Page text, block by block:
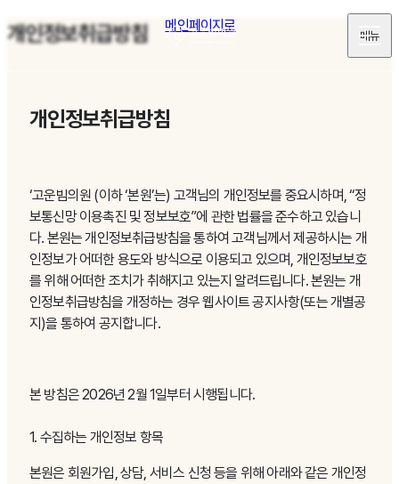
메인페이지로
메뉴
개인정보취급방침
개인정보취급방침
‘고운빔의원 (이하 ‘본원’는) 고객님의 개인정보를 중요시하며, “정
보통신망 이용촉진 및 정보보호”에 관한 법률을 준수하고 있습니
다. 본원는 개인정보취급방침을 통하여 고객님께서 제공하시는 개
인정보가 어떠한 용도와 방식으로 이용되고 있으며, 개인정보보호
를 위해 어떠한 조치가 취해지고 있는지 알려드립니다. 본원는 개
인정보취급방침을 개정하는 경우 웹사이트 공지사항(또는 개별공
지)을 통하여 공지합니다.
본 방침은 2026년 2월 1일부터 시행됩니다.
1. 수집하는 개인정보 항목
본원은 회원가입, 상담, 서비스 신청 등을 위해 아래와 같은 개인정